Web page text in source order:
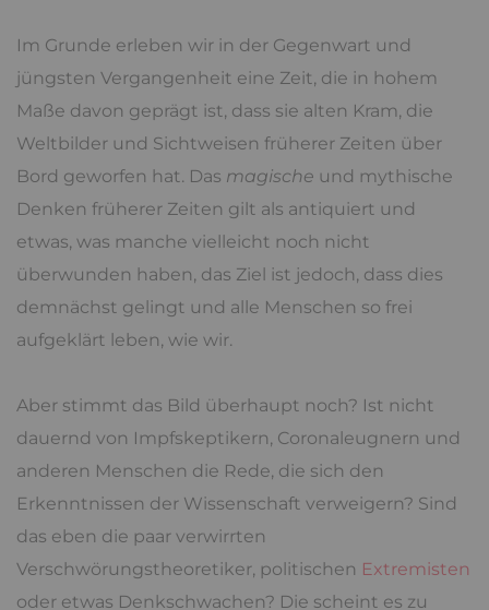
Im Grunde erleben wir in der Gegenwart und
jüngsten Vergangenheit eine Zeit, die in hohem
Maße davon geprägt ist, dass sie alten Kram, die
Weltbilder und Sichtweisen früherer Zeiten über
Bord geworfen hat. Das magische und mythische
Denken früherer Zeiten gilt als antiquiert und
etwas, was manche vielleicht noch nicht
überwunden haben, das Ziel ist jedoch, dass dies
demnächst gelingt und alle Menschen so frei
aufgeklärt leben, wie wir.
Aber stimmt das Bild überhaupt noch? Ist nicht
dauernd von Impfskeptikern, Coronaleugnern und
anderen Menschen die Rede, die sich den
Erkenntnissen der Wissenschaft verweigern? Sind
das eben die paar verwirrten
Verschwörungstheoretiker, politischen Extremisten
oder etwas Denkschwachen? Die scheint es zu